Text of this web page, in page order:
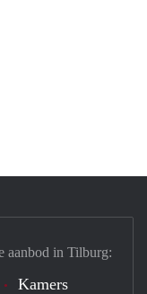
aanbod in Tilburg:
Kamers